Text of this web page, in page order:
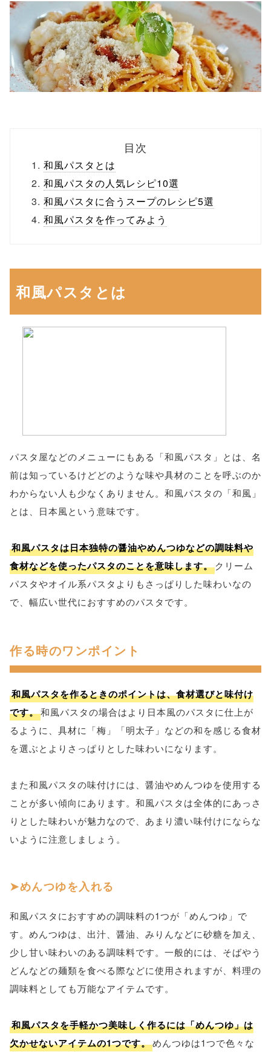
目次
和風パスタとは
和風パスタの人気レシピ10選
和風パスタに合うスープのレシピ5選
和風パスタを作ってみよう
和風パスタとは
パスタ屋などのメニューにもある「和風パスタ」とは、名
前は知っているけどどのような味や具材のことを呼ぶのか
わからない人も少なくありません。和風パスタの「和風」
とは、日本風という意味です。
和風パスタは日本独特の醤油やめんつゆなどの調味料や
食材などを使ったパスタのことを意味します。 クリーム
パスタやオイル系パスタよりもさっぱりした味わいなの
で、幅広い世代におすすめのパスタです。
作る時のワンポイント
和風パスタを作るときのポイントは、食材選びと味付け
です。和風パスタの場合はより日本風のパスタに仕上が
るように、具材に「梅」「明太子」などの和を感じる食材
を選ぶとよりさっぱりとした味わいになります。
また和風パスタの味付けには、醤油やめんつゆを使用する
ことが多い傾向にあります。和風パスタは全体的にあっさ
りとした味わいが魅力なので、あまり濃い味付けにならな
いように注意しましょう。
めんつゆを入れる
和風パスタにおすすめの調味料の1つが「めんつゆ」で
す。めんつゆは、出汁、醤油、みりんなどに砂糖を加え、
少し甘い味わいのある調味料です。一般的には、そばやう
どんなどの麺類を食べる際などに使用されますが、料理の
調味料としても万能なアイテムです。
和風パスタを手軽かつ美味しく作るには「めんつゆ」は
欠かせないアイテムの1つです。めんつゆは1つで色々な